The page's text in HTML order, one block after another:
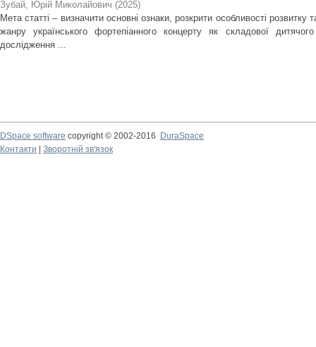
Зубай, Юрій Миколайович (2025)
Мета статті – визначити основні ознаки, розкрити особливості
жанру українського фортепіанного концерту як складової
дослідження ...
DSpace software copyright © 2002-2016
DuraSpace
Контакти
Зворотній зв'язок